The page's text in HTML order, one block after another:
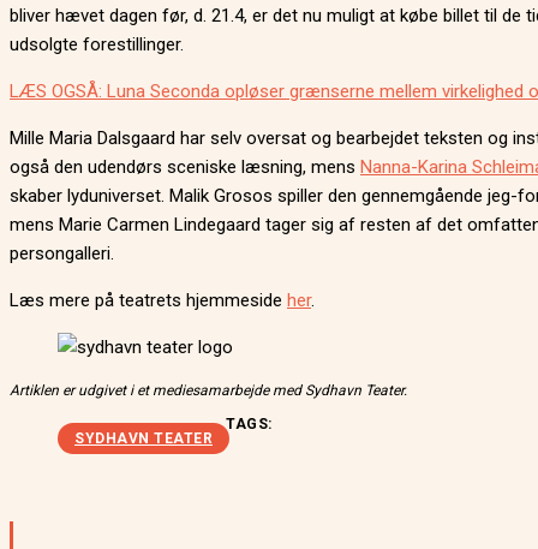
bliver hævet dagen før, d. 21.4, er det nu muligt at købe billet til de
udsolgte forestillinger.
LÆS OGSÅ: Luna Seconda opløser grænserne mellem virkelighed
Mille Maria Dalsgaard har selv oversat og bearbejdet teksten og
også den udendørs sceniske læsning, mens Nanna-Karina
skaber lyduniverset. Malik Grosos spiller den gennemgående jeg-
mens Marie Carmen Lindegaard tager sig af resten af det
persongalleri.
Læs mere på teatrets hjemmeside her.
Artiklen er udgivet i et mediesamarbejde med Sydhavn Teater.
TAGS:
SYDHAVN TEATER